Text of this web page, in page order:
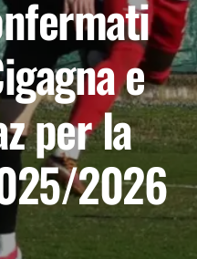
e
per la
2026